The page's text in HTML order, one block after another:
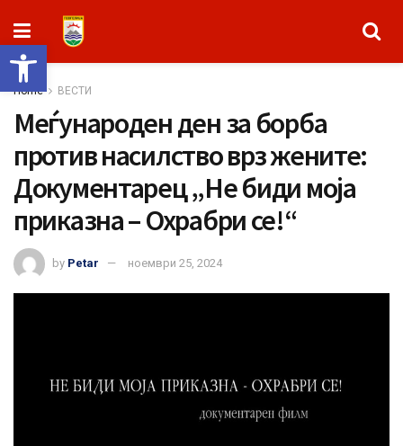
Open toolbar
Home ВЕСТИ
Меѓународен ден за борба
против насилство врз жените:
Документарец „Не биди моја
приказна – Охрабри се!“
by Petar ноември 25, 2024